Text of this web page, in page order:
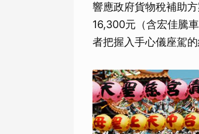
響應政府貨物稅補助
16,300元（含宏佳騰
者把握入手心儀座駕的